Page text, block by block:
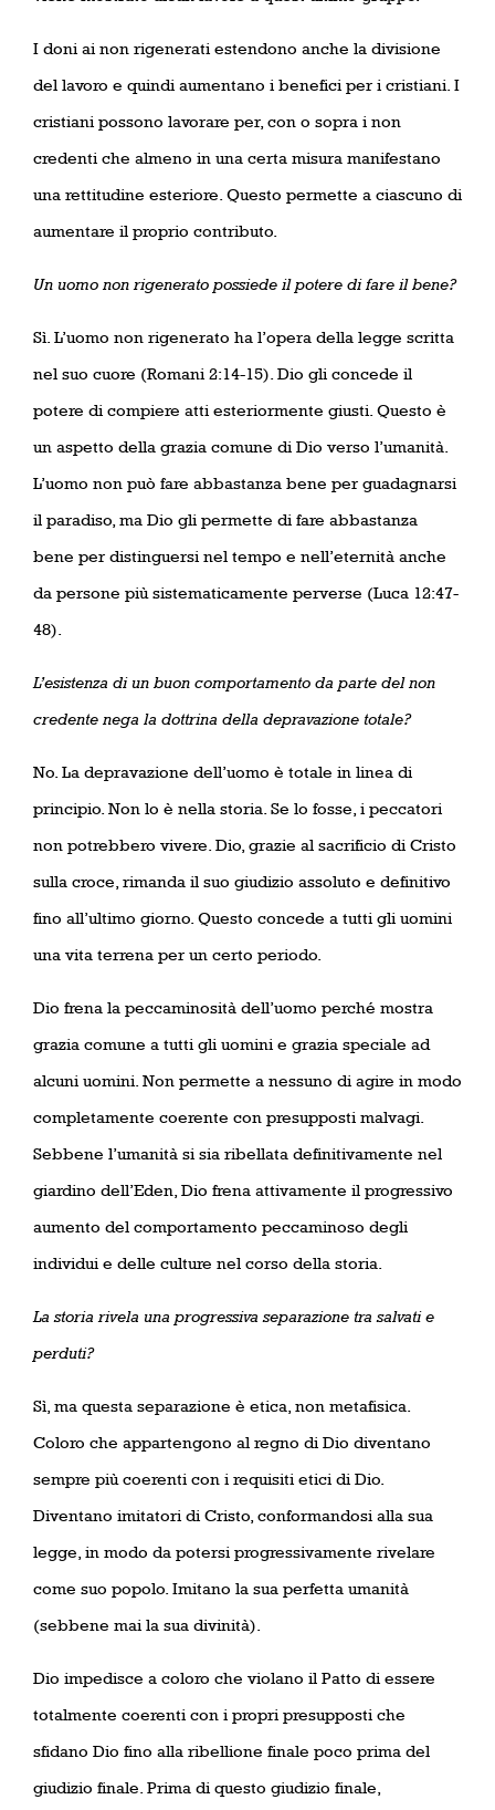
I doni ai non rigenerati estendono anche la divisione
del lavoro e quindi aumentano i benefici per i cristiani. I
cristiani possono lavorare per, con o sopra i non
credenti che almeno in una certa misura manifestano
una rettitudine esteriore. Questo permette a ciascuno di
aumentare il proprio contributo.
Un uomo non rigenerato possiede il potere di fare il bene?
Sì. L’uomo non rigenerato ha l’opera della legge scritta
nel suo cuore (Romani 2:14-15). Dio gli concede il
potere di compiere atti esteriormente giusti. Questo è
un aspetto della grazia comune di Dio verso l’umanità.
L’uomo non può fare abbastanza bene per guadagnarsi
il paradiso, ma Dio gli permette di fare abbastanza
bene per distinguersi nel tempo e nell’eternità anche
da persone più sistematicamente perverse (Luca 12:47-
48).
L’esistenza di un buon comportamento da parte del non
credente nega la dottrina della depravazione totale?
No. La depravazione dell’uomo è totale in linea di
principio. Non lo è nella storia. Se lo fosse, i peccatori
non potrebbero vivere. Dio, grazie al sacrificio di Cristo
sulla croce, rimanda il suo giudizio assoluto e definitivo
fino all’ultimo giorno. Questo concede a tutti gli uomini
una vita terrena per un certo periodo.
Dio frena la peccaminosità dell’uomo perché mostra
grazia comune a tutti gli uomini e grazia speciale ad
alcuni uomini. Non permette a nessuno di agire in modo
completamente coerente con presupposti malvagi.
Sebbene l’umanità si sia ribellata definitivamente nel
giardino dell’Eden, Dio frena attivamente il progressivo
aumento del comportamento peccaminoso degli
individui e delle culture nel corso della storia.
La storia rivela una progressiva separazione tra salvati e
perduti?
Sì, ma questa separazione è etica, non metafisica.
Coloro che appartengono al regno di Dio diventano
sempre più coerenti con i requisiti etici di Dio.
Diventano imitatori di Cristo, conformandosi alla sua
legge, in modo da potersi progressivamente rivelare
come suo popolo. Imitano la sua perfetta umanità
(sebbene mai la sua divinità).
Dio impedisce a coloro che violano il Patto di essere
totalmente coerenti con i propri presupposti che
sfidano Dio fino alla ribellione finale poco prima del
giudizio finale. Prima di questo giudizio finale,